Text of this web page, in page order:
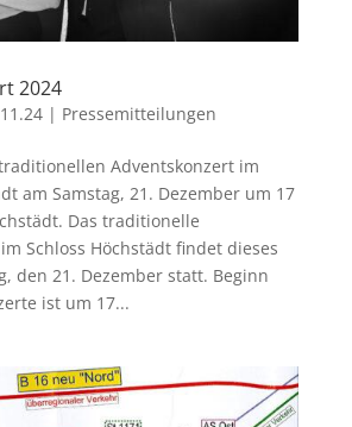
2024
| Pressemitteilungen
Adventskonzert im
am Samstag, 21. Dezember um 17
Das traditionelle
Schloss Höchstädt findet dieses
den 21. Dezember statt. Beginn
ist um 17...